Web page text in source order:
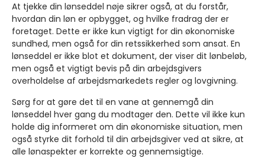
At tjekke din lønseddel nøje sikrer også, at du forstår,
hvordan din løn er opbygget, og hvilke fradrag der er
foretaget. Dette er ikke kun vigtigt for din økonomiske
sundhed, men også for din retssikkerhed som ansat. En
lønseddel er ikke blot et dokument, der viser dit lønbeløb,
men også et vigtigt bevis på din arbejdsgivers
overholdelse af arbejdsmarkedets regler og lovgivning.
Sørg for at gøre det til en vane at gennemgå din
lønseddel hver gang du modtager den. Dette vil ikke kun
holde dig informeret om din økonomiske situation, men
også styrke dit forhold til din arbejdsgiver ved at sikre, at
alle lønaspekter er korrekte og gennemsigtige.